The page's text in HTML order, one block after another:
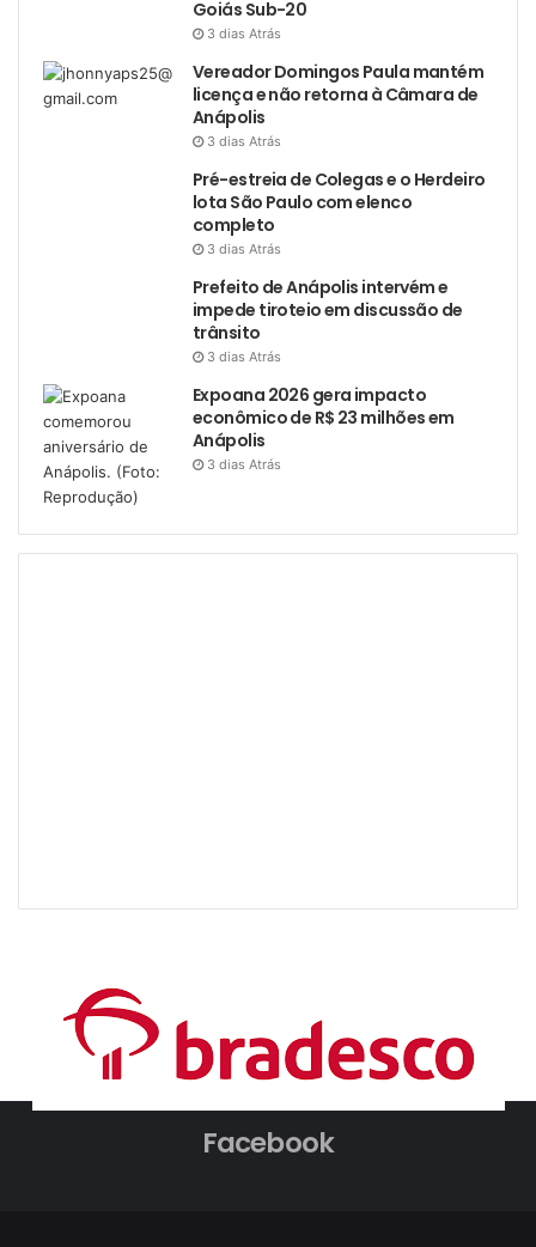
Goiás Sub-20
3 dias Atrás
Vereador Domingos Paula mantém
licença e não retorna à Câmara de
Anápolis
3 dias Atrás
Pré-estreia de Colegas e o Herdeiro
lota São Paulo com elenco
completo
3 dias Atrás
Prefeito de Anápolis intervém e
impede tiroteio em discussão de
trânsito
3 dias Atrás
Expoana 2026 gera impacto
econômico de R$ 23 milhões em
Anápolis
3 dias Atrás
Facebook